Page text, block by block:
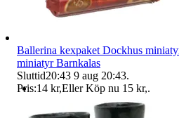
Ersättning om varan inte är som
Ballerina kexpaket Dockhus
miniatyr Barnkalas
Sluttid20:43 9 aug 20:43.
Pris:14 kr,Eller Köp nu 15 kr,.